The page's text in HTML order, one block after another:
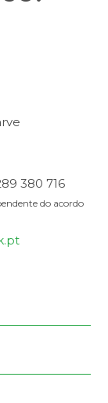
380 716
do acordo